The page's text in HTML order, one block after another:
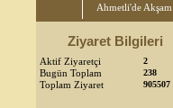
Ahmetli'de Akşam
Ziyaret Bilgileri
Aktif Ziyaretçi 2
Bugün Toplam 238
Toplam Ziyaret 905507